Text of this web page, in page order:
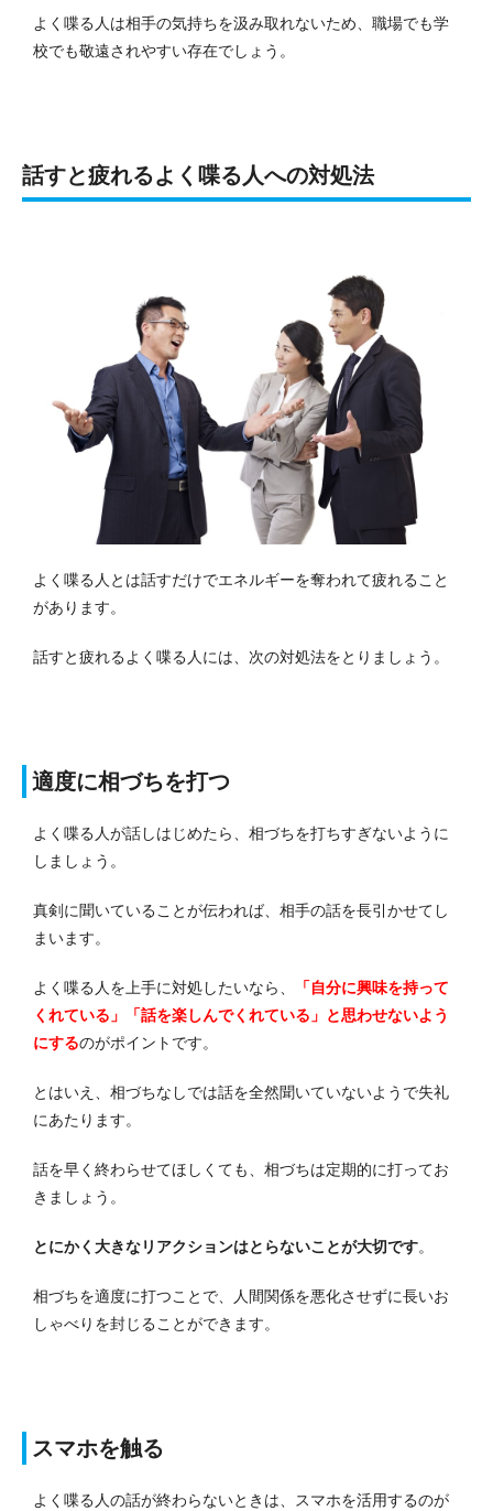
よく喋る人は相手の気持ちを汲み取れないため、職場でも学
校でも敬遠されやすい存在でしょう。
話すと疲れるよく喋る人への対処法
よく喋る人とは話すだけでエネルギーを奪われて疲れること
があります。
話すと疲れるよく喋る人には、次の対処法をとりましょう。
適度に相づちを打つ
よく喋る人が話しはじめたら、相づちを打ちすぎないように
しましょう。
真剣に聞いていることが伝われば、相手の話を長引かせてし
まいます。
よく喋る人を上手に対処したいなら、
「自分に興味を持って
くれている」「話を楽しんでくれている」と思わせないよう
にするのがポイントです。
とはいえ、相づちなしでは話を全然聞いていないようで失礼
にあたります。
話を早く終わらせてほしくても、相づちは定期的に打ってお
きましょう。
とにかく大きなリアクションはとらないことが大切です。
相づちを適度に打つことで、人間関係を悪化させずに長いお
しゃべりを封じることができます。
スマホを触る
よく喋る人の話が終わらないときは、スマホを活用するのが